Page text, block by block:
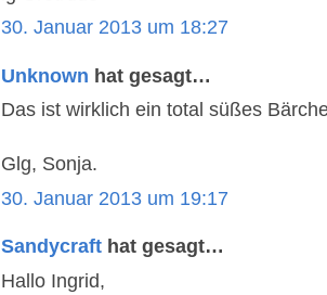
30. Januar 2013 um 18:27
Unknown hat gesagt…
Das ist wirklich ein total süßes
Glg, Sonja.
30. Januar 2013 um 19:17
Sandycraft hat gesagt…
Hallo Ingrid,